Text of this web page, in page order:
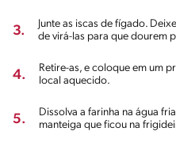
3.
Junte as iscas de fígado.
de virá-las para que dourem
4.
Retire-as, e coloque em um
local aquecido.
5.
Dissolva a farinha na água
manteiga que ficou na